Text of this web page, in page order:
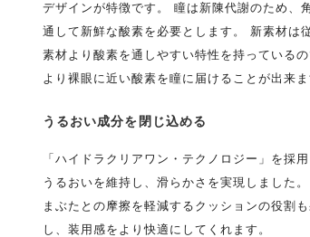
デザインが特徴です。 瞳は新陳代謝のため、
通して新鮮な酸素を必要とします。 新素材は
素材より酸素を通しやすい特性を持っているの
より裸眼に近い酸素を瞳に届けることが出来ま
うるおい成分を閉じ込める
「ハイドラクリアワン・テクノロジー」を採用
うるおいを維持し、滑らかさを実現しました。
まぶたとの摩擦を軽減するクッションの役割
し、装用感をより快適にしてくれます。